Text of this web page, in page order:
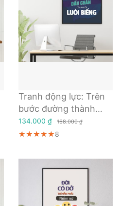
Tranh động lực: Trên
bước đường thành
công không có dấu
chân của người lười
134.000 ₫ 168.000 ₫
★★★★★
★★★★★
★★★★★8